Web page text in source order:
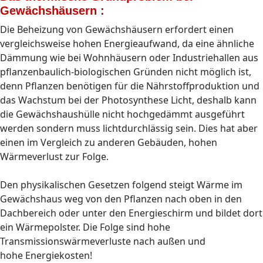
Gewächshäusern :
Die Beheizung von Gewächshäusern erfordert einen
vergleichsweise hohen Energieaufwand, da eine ähnliche
Dämmung wie bei Wohnhäusern oder Industriehallen aus
pflanzenbaulich-biologischen Gründen nicht möglich ist,
denn Pflanzen benötigen für die Nährstoffproduktion und
das Wachstum bei der Photosynthese Licht, deshalb kann
die Gewächshaushülle nicht hochgedämmt ausgeführt
werden sondern muss lichtdurchlässig sein. Dies hat aber
einen im Vergleich zu anderen Gebäuden, hohen
Wärmeverlust zur Folge.
Den physikalischen Gesetzen folgend steigt Wärme im
Gewächshaus weg von den Pflanzen nach oben in den
Dachbereich oder unter den Energieschirm und bildet dort
ein Wärmepolster. Die Folge sind hohe
Transmissionswärmeverluste nach außen und
hohe Energiekosten!